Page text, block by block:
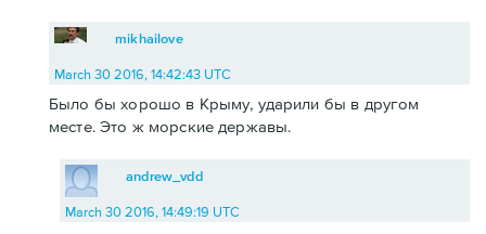
mikhailove
March 30 2016, 14:42:43 UTC
Было бы хорошо в Крыму, ударили бы в другом
месте. Это ж морские державы.
andrew_vdd
March 30 2016, 14:49:19 UTC